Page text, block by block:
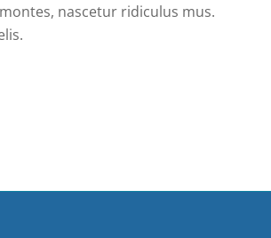
nascetur ridiculus mus.